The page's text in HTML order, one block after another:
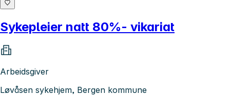
Sykepleier natt 80%- vikariat
Arbeidsgiver
Løvåsen sykehjem, Bergen kommune